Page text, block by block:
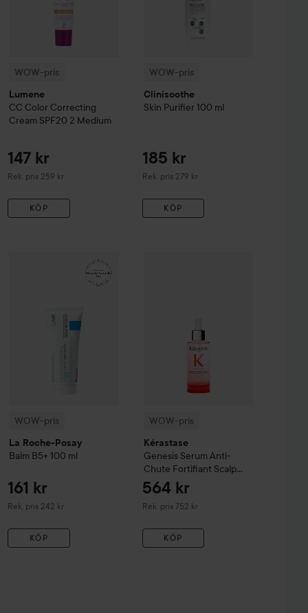
WOW-pris
Lumene
CC Color Correcting
Cream SPF20 2 Medium
147 kr
Rek. pris 259 kr
Rekommenderat pris 259 kr
KÖP
WOW-pris
Clinisoothe
Skin Purifier 100 ml
185 kr
Rek. pris 279 kr
Rekommenderat pris 279 kr
KÖP
& Eyebrow Tint 3 Natural Brown
WOW-pris
La Roche-Posay
Balm B5+ 100 ml
161 kr
Rek. pris 242 kr
Rekommenderat pris 242 kr
KÖP
La Roche-Posay
WOW-pris
Kérastase
Genesis Serum Anti-
Chute Fortifiant Scalp
Serum 90 ml
564 kr
Rek. pris 752 kr
Rekommenderat pris 752 kr
KÖP